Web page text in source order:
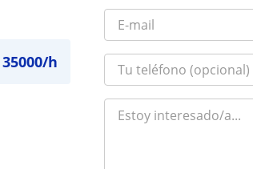
35000/h